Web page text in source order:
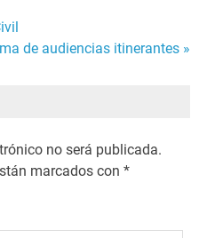
de audiencias itinerantes »
no será publicada.
marcados con*